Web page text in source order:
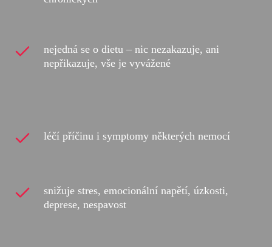
nejedná se o dietu – nic nezakazuje, ani
nepřikazuje, vše je vyvážené
léčí příčinu i symptomy některých nemocí
snižuje stres, emocionální napětí, úzkosti,
deprese, nespavost